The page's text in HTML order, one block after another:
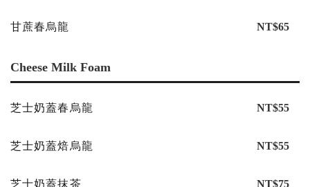
甘蔗春烏龍 NT$65
Cheese Milk Foam
芝士奶蓋春烏龍 NT$55
芝士奶蓋焙烏龍 NT$55
芝士奶蓋抹茶 NT$75